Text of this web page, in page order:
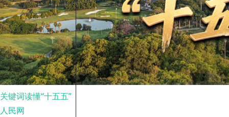
关键词读懂“十五五”
人民网